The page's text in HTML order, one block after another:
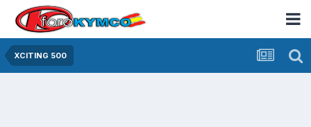
XCITING 500